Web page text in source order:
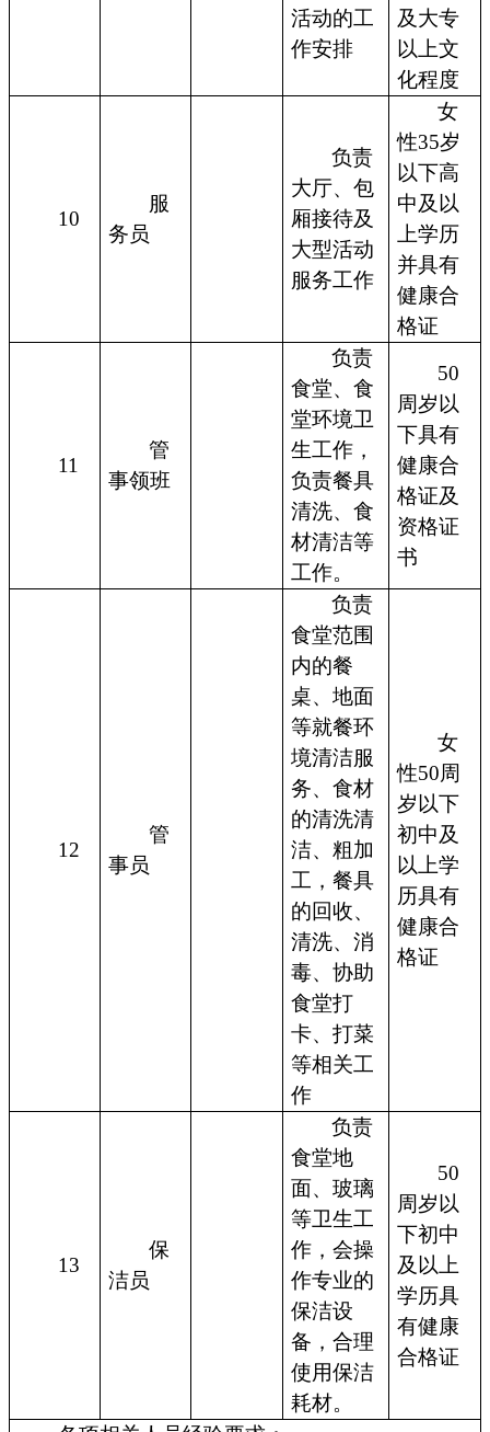
活动的工
作安排
及大专
以上文
化程度
10
服
务员
负责
大厅、包
厢接待及
大型活动
服务工作
女
性35岁
以下高
中及以
上学历
并具有
健康合
格证
11
管
事领班
负责
食堂、食
堂环境卫
生工作，
负责餐具
清洗、食
材清洁等
工作。
50
周岁以
下具有
健康合
格证及
资格证
书
12
管
事员
负责
食堂范围
内的餐
桌、地面
等就餐环
境清洁服
务、食材
的清洗清
洁、粗加
工，餐具
的回收、
清洗、消
毒、协助
食堂打
卡、打菜
等相关工
作
女
性50周
岁以下
初中及
以上学
历具有
健康合
格证
13
保
洁员
负责
食堂地
面、玻璃
等卫生工
作，会操
作专业的
保洁设
备，合理
使用保洁
耗材。
50
周岁以
下初中
及以上
学历具
有健康
合格证